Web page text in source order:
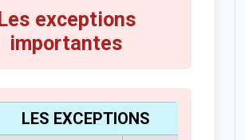
Les exceptions
importantes
LES EXCEPTIONS